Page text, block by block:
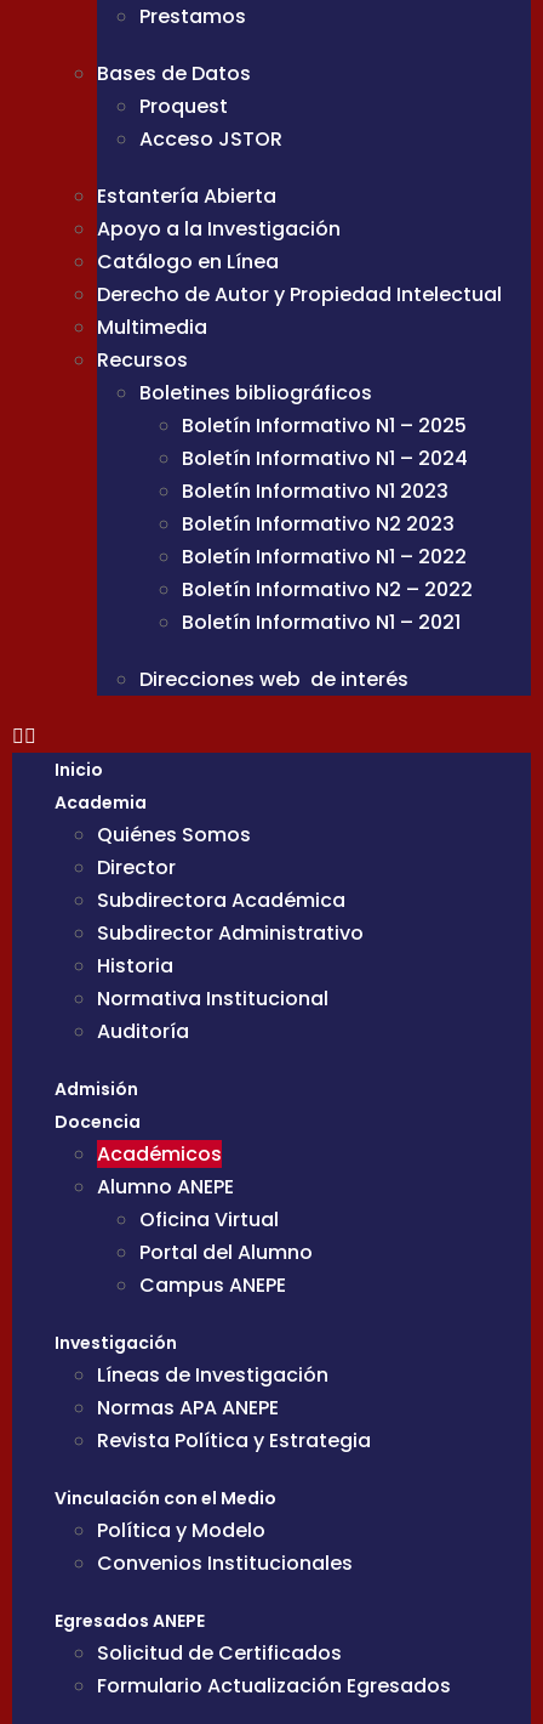
Prestamos
Bases de Datos
Proquest
Acceso JSTOR
Estantería Abierta
Apoyo a la Investigación
Catálogo en Línea
Derecho de Autor y Propiedad Intelectual
Multimedia
Recursos
Boletines bibliográficos
Boletín Informativo N1 – 2025
Boletín Informativo N1 – 2024
Boletín Informativo N1 2023
Boletín Informativo N2 2023
Boletín Informativo N1 – 2022
Boletín Informativo N2 – 2022
Boletín Informativo N1 – 2021
Direcciones web de interés
Inicio
Academia
Quiénes Somos
Director
Subdirectora Académica
Subdirector Administrativo
Historia
Normativa Institucional
Auditoría
Admisión
Docencia
Académicos
Alumno ANEPE
Oficina Virtual
Portal del Alumno
Campus ANEPE
Investigación
Líneas de Investigación
Normas APA ANEPE
Revista Política y Estrategia
Vinculación con el Medio
Política y Modelo
Convenios Institucionales
Egresados ANEPE
Solicitud de Certificados
Formulario Actualización Egresados